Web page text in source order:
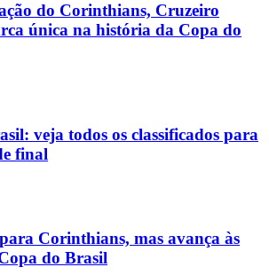
do Corinthians, Cruzeiro
única na história da Copa do
veja todos os classificados para
final
Corinthians, mas avança às
do Brasil